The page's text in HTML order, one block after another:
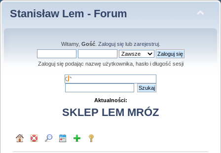
Stanisław Lem - Forum
Witamy, Gość. Zaloguj sięlub zarejestruj.
Zaloguj się podając nazwę użytkownika, hasło i długość sesji
Aktualności:
SKLEP LEM MRÓZ